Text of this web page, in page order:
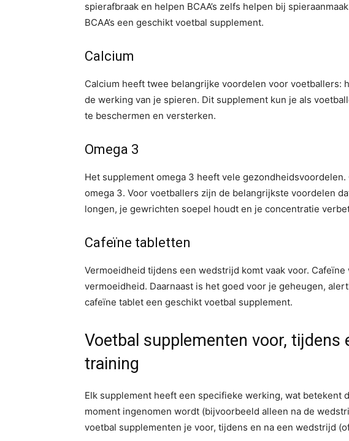
spierafbraak en helpen BCAA’s zelfs helpen bij
BCAA’s een geschikt voetbal supplement.
Calcium
Calcium heeft twee belangrijke voordelen voor voetballers:
de werking van je spieren. Dit supplement kun je als
te beschermen en versterken.
Omega 3
Het supplement omega 3 heeft vele
omega 3. Voor voetballers zijn de belangrijkste voordelen
longen, je gewrichten soepel houdt en je concentratie
Cafeïne tabletten
Vermoeidheid tijdens een wedstrijd komt vaak voor.
vermoeidheid. Daarnaast is het goed voor je geheugen,
cafeïne tablet een geschikt voetbal supplement.
Voetbal supplementen voor,
training
Elk supplement heeft een specifieke werking, wat betekent
moment ingenomen wordt (bijvoorbeeld alleen na de
voetbal supplementen je voor, tijdens en na een wedstrijd